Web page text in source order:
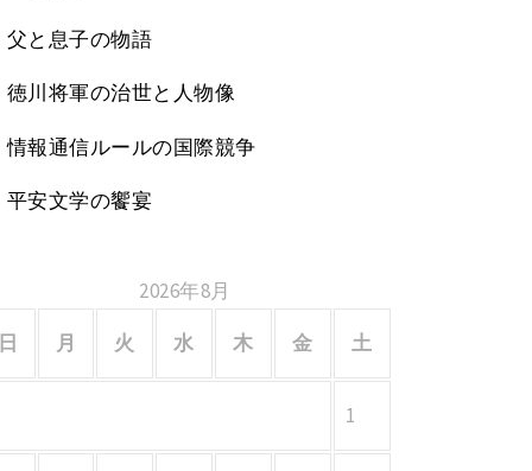
父と息子の物語
徳川将軍の治世と人物像
情報通信ルールの国際競争
平安文学の饗宴
2026年8月
月 火 水 木 金 土
1